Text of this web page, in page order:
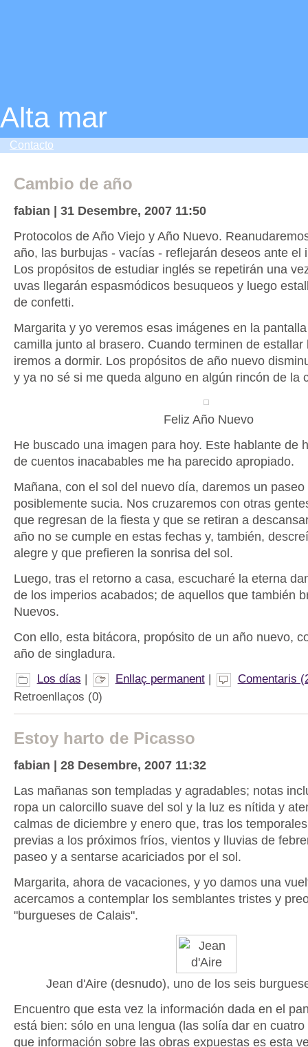
Alta mar
Contacto
Cambio de año
fabian | 31 Desembre, 2007 11:50
Protocolos de Año Viejo y Año Nuevo.
año, las burbujas - vacías - reflejarán deseos ante el
Los propósitos de estudiar inglés se repetirán una
uvas llegarán espasmódicos besuqueos y luego
de confetti.
Margarita y yo veremos esas imágenes en la
camilla junto al brasero. Cuando terminen de estallar
iremos a dormir. Los propósitos de año nuevo
y ya no sé si me queda alguno en algún rincón de la
Feliz Año Nuevo
He buscado una imagen para hoy. Este hablante de
de cuentos inacabables me ha parecido apropiado.
Mañana, con el sol del nuevo día, daremos un
posiblemente sucia. Nos cruzaremos con otras
que regresan de la fiesta y que se retiran a
año no se cumple en estas fechas y, también,
alegre y que prefieren la sonrisa del sol.
Luego, tras el retorno a casa, escucharé la eterna
de los imperios acabados; de aquellos que también
Nuevos.
Con ello, esta bitácora, propósito de un año nuevo,
año de singladura.
Los días Enllaç permanent|
Comentaris
Retroenllaços (0)
Estoy harto de Picasso
fabian | 28 Desembre, 2007 11:32
Las mañanas son templadas y agradables; notas
ropa un calorcillo suave del sol y la luz es nítida y
calmas de diciembre y enero que, tras los
previas a los próximos fríos, vientos y lluvias de
paseo y a sentarse acariciados por el sol.
Margarita, ahora de vacaciones, y yo damos una
acercamos a contemplar los semblantes tristes y
"burgueses de Calais".
Jean d'Aire (desnudo), uno de los seis
Encuentro que esta vez la información dada en el
está bien: sólo en una lengua (las solía dar en
que información sobre las obras expuestas es esta